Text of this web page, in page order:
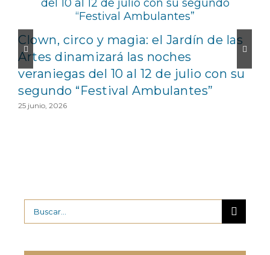
Clown, circo y magia: el Jardín de las
Artes dinamizará las noches
veraniegas del 10 al 12 de julio con su
segundo “Festival Ambulantes”
25 junio, 2026
Buscar: